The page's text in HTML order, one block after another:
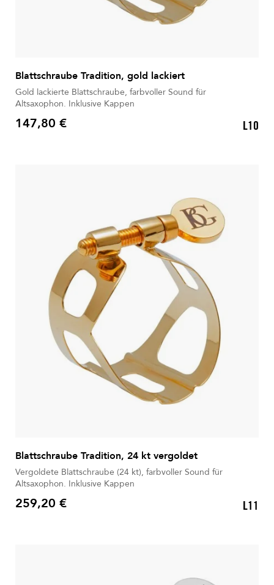
Blattschraube Tradition, gold lackiert
Gold lackierte Blattschraube, farbvoller Sound für
Altsaxophon. Inklusive Kappen
Preis
147,80 € L10
Blattschraube Tradition, 24 kt vergoldet
Vergoldete Blattschraube (24 kt), farbvoller Sound für
Altsaxophon. Inklusive Kappen
Preis
259,20 € L11